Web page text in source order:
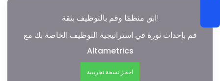
ابق منظمًا وقم بالتوظيف بثقة!
قم بإحداث ثورة في استراتيجية التوظيف الخاصة بك مع
Altametrics
احجز نسخة تجريبية